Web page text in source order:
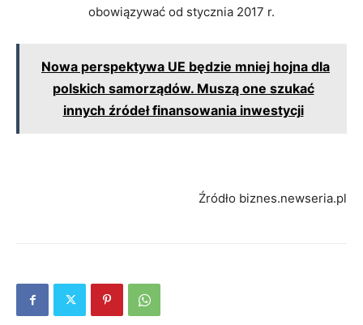
obowiązywać od stycznia 2017 r.
Nowa perspektywa UE będzie mniej hojna dla
polskich samorządów. Muszą one szukać
innych źródeł finansowania inwestycji
Źródło biznes.newseria.pl